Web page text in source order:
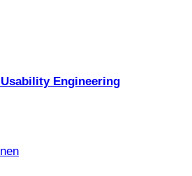
Engineering